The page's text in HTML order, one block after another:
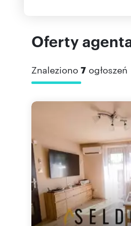
Oferty
Znaleziono 7 ogłoszeń